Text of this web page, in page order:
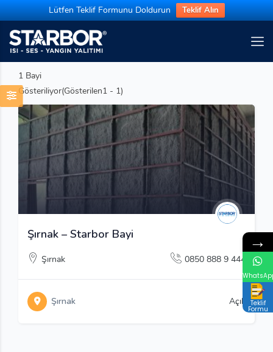
Lütfen Teklif Formunu Doldurun Teklif Alın
1 Bayi
Gösteriliyor(Gösterilen1 - 1)
Şırnak – Starbor Bayi
Şırnak 0850 888 9 444
Şırnak Açık
→
Teklif
Formu